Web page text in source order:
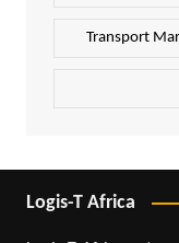
Transport
Logis-T Africa